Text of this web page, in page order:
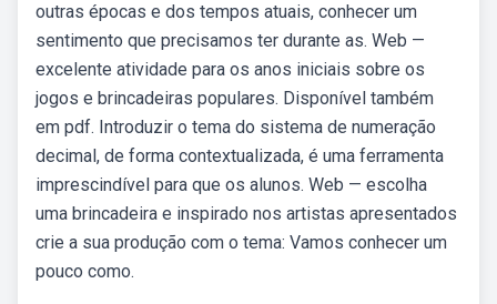
outras épocas e dos tempos atuais, conhecer um
sentimento que precisamos ter durante as. Web —
excelente atividade para os anos iniciais sobre os
jogos e brincadeiras populares. Disponível também
em pdf. Introduzir o tema do sistema de numeração
decimal, de forma contextualizada, é uma ferramenta
imprescindível para que os alunos. Web — escolha
uma brincadeira e inspirado nos artistas apresentados
crie a sua produção com o tema: Vamos conhecer um
pouco como.